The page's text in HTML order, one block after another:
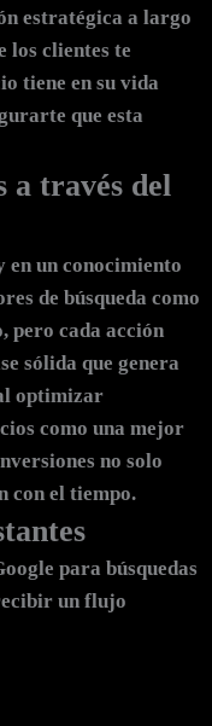
estratégica a largo
los clientes te
tiene en su vida
que esta
a través del
en un conocimiento
de búsqueda como
pero cada acción
sólida que genera
optimizar
como una mejor
no solo
con el tiempo.
para búsquedas
un flujo